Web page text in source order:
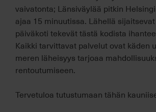
vaivatonta; Länsiväylää pitkin
ajaa 15 minuutissa. Lähellä
päiväkoti tekevät tästä kodista
Kaikki tarvittavat palvelut ovat käden
meren läheisyys tarjoaa
rentoutumiseen.
Tervetuloa tutustumaan tähän